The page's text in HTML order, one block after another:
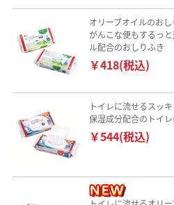
オリーブオイルのおし
がんこな便もするっ
ル配合のおしりふき
￥418(税込)
トイレに流せるスッ
保湿成分配合のトイ
￥544(税込)